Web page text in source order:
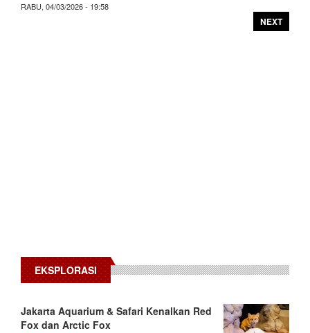
RABU, 04/03/2026 - 19:58
NEXT
EKSPLORASI
Jakarta Aquarium & Safari Kenalkan Red
Fox dan Arctic Fox